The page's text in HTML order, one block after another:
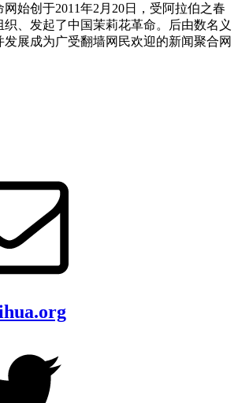
创于2011年2月20日，受阿拉伯之春
、发起了中国茉莉花革命。后由数名义
展成为广受翻墙网民欢迎的新闻聚合网